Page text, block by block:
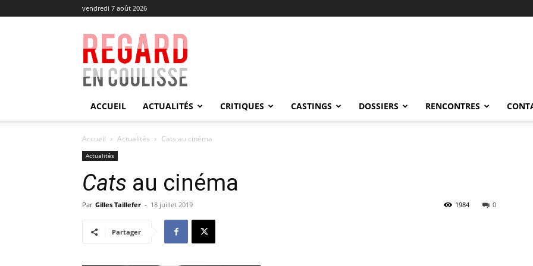
vendredi 7 août 2026
Regard
en
Coulisse
ACCUEIL ACTUALITÉS CRITIQUES CASTINGS DOSSIERS RENCONTRES
Accueil Actualités Cats au cinéma
Actualités
Cats au cinéma
Par Gilles Taillefer - 18 juillet 2019 0
1984
Partager